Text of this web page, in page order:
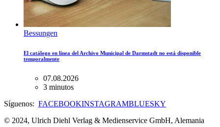
Bessungen
El catálogo en línea del Archivo Municipal de Darmstadt no está disponible
temporalmente
07.08.2026
3 minutos
Síguenos: FACEBOOKINSTAGRAMBLUESKY
© 2024, Ulrich Diehl Verlag & Medienservice GmbH, Alemania